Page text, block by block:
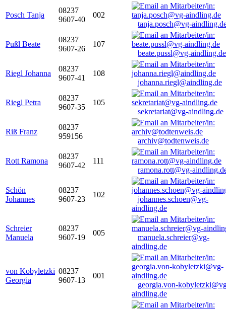
Posch Tanja
08237
9607-40
002
tanja.posch@vg-
Pußl Beate
08237
9607-26
107
beate.pussl@vg-aindling.de
Riegl Johanna
08237
9607-41
108
johanna.riegl@aindling.de
Riegl Petra
08237
9607-35
105
sekretariat@vg-aindling.de
Riß Franz
08237
959156
archiv@todtenweis.de
Rott Ramona
08237
9607-42
111
ramona.rott@vg-
Schön
Johannes
08237
9607-23
102
johannes.schoen@vg-
aindling.de
Schreier
Manuela
08237
9607-19
005
manuela.schreier@vg-
aindling.de
von Kobyletzki
Georgia
08237
9607-13
001
georgia.von-
aindling.de